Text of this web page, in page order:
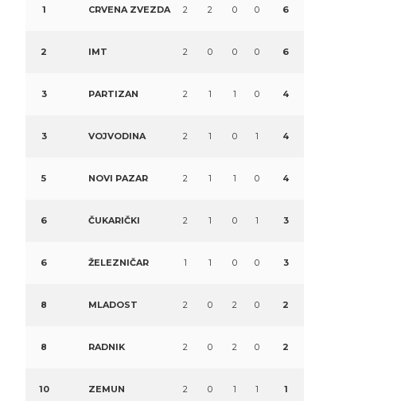
1 CRVENA ZVEZDA 2 2 0 0 6
2 IMT 2 0 0 0 6
3 PARTIZAN 2 1 1 0 4
3 VOJVODINA 2 1 0 1 4
5 NOVI PAZAR 2 1 1 0 4
6 ČUKARIČKI 2 1 0 1 3
6 ŽELEZNIČAR 1 1 0 0 3
8 MLADOST 2 0 2 0 2
8 RADNIK 2 0 2 0 2
10 ZEMUN 2 0 1 1 1